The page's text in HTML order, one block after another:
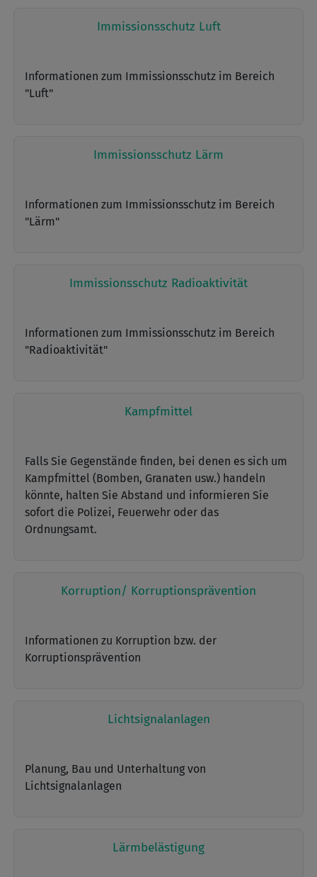
Immissionsschutz Luft
Informationen zum Immissionsschutz im Bereich
"Luft"
Immissionsschutz Lärm
Informationen zum Immissionsschutz im Bereich
"Lärm"
Immissionsschutz Radioaktivität
Informationen zum Immissionsschutz im Bereich
"Radioaktivität"
Kampfmittel
Falls Sie Gegenstände finden, bei denen es sich um
Kampfmittel (Bomben, Granaten usw.) handeln
könnte, halten Sie Abstand und informieren Sie
sofort die Polizei, Feuerwehr oder das
Ordnungsamt.
Korruption/ Korruptionsprävention
Informationen zu Korruption bzw. der
Korruptionsprävention
Lichtsignalanlagen
Planung, Bau und Unterhaltung von
Lichtsignalanlagen
Lärmbelästigung